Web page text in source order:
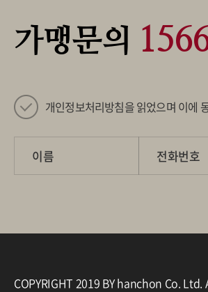
가맹문의
개인정보처리방침을 읽었으며 이에
이름 전화번호
COPYRIGHT 2019 BY hanchon Co. Ltd.